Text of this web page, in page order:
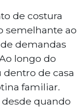
de costura
semelhante ao
demandas
longo do
dentro de casa
familiar.
quando